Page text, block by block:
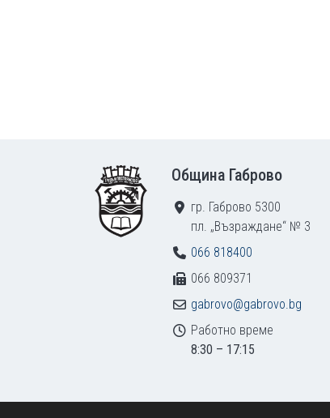
Община Габрово
гр. Габрово 5300
пл. „Възраждане“ № 3
066 818400
066 809371
gabrovo@gabrovo.bg
Работно време
8:30 – 17:15